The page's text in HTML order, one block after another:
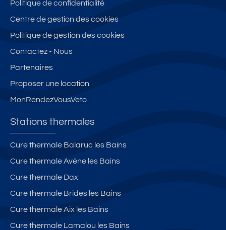
Politique de confidentialité
Centre de gestion des cookies
Politique de gestion des cookies
Contactez - Nous
Partenaires
Proposer une location
MonRendezVousVeto
Stations thermales
Cure thermale Balaruc les Bains
Cure thermale Avène les Bains
Cure thermale Dax
Cure thermale Brides les Bains
Cure thermale Aix les Bains
Cure thermale Lamalou les Bains